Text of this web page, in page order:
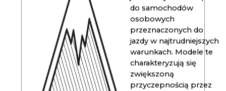
do samochodów
osobowych
przeznaczonych do
jazdy w najtrudniejszych
warunkach. Modele te
charakteryzują się
zwiększoną
przyczepnością przez